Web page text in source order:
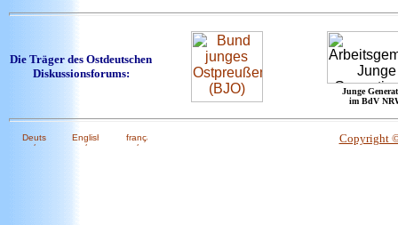
Die Träger des Ostdeutschen
Diskussionsforums:
Junge
im BdV
Copyright